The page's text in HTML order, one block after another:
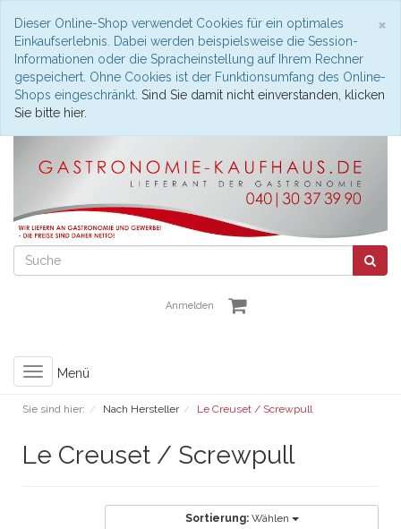
×
Dieser Online-Shop verwendet Cookies für ein optimales
Einkaufserlebnis. Dabei werden beispielsweise die Session-
Informationen oder die Spracheinstellung auf Ihrem Rechner
gespeichert. Ohne Cookies ist der Funktionsumfang des Online-
Shops eingeschränkt. Sind Sie damit nicht einverstanden, klicken
Sie bitte hier.
Anmelden
Toggle
navigation
Menü
Sie sind hier: Nach Hersteller Le Creuset / Screwpull
Le Creuset / Screwpull
Sortierung: Wählen